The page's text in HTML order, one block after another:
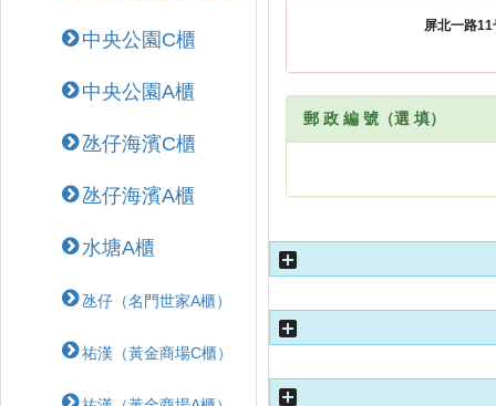
中央公園C櫃
中央公園A櫃
氹仔海濱C櫃
氹仔海濱A櫃
水塘A櫃
氹仔（名門世家A櫃）
祐漢（黃金商場C櫃）
郵 政 編 號（選 填）